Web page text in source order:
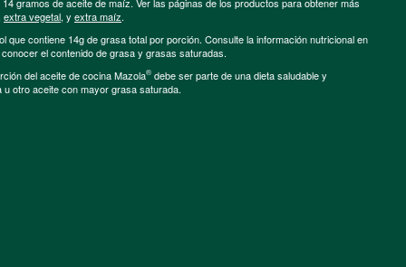
extra vegetal, y extra maíz.
que contiene 14g de grasa total por porción. Consulte la información nutricional en
el contenido de grasa y grasas saturadas.
del aceite de cocina Mazola® debe ser parte de una dieta saludable y
otro aceite con mayor grasa saturada.